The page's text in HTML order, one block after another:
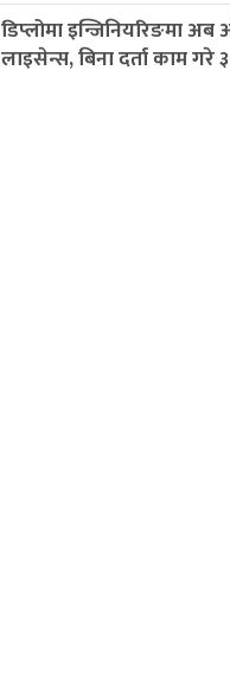
डिप्लोमा इन्जिनियरिङमा अब
लाइसेन्स, बिना दर्ता काम गरे